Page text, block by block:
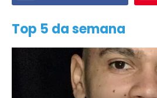
Top 5 da semana